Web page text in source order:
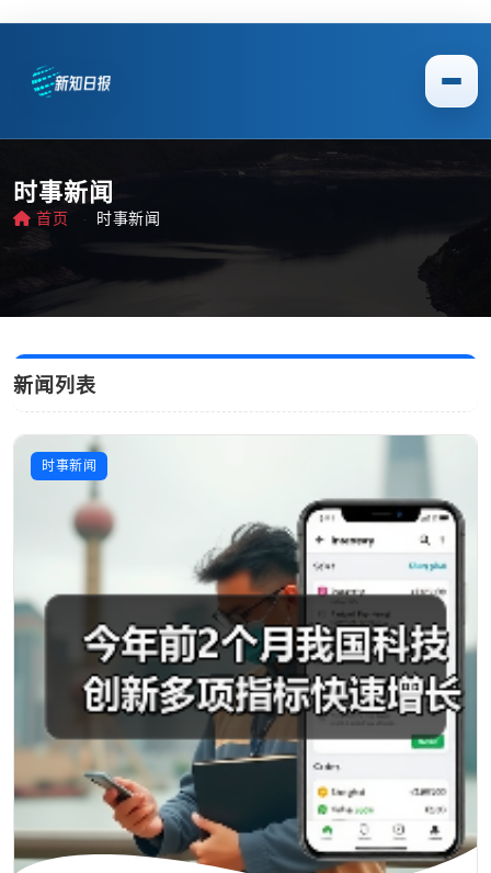
时事新闻
首页 时事新闻
新闻列表
时事新闻